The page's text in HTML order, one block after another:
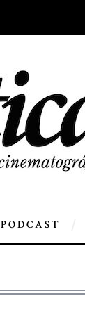
PODCAST